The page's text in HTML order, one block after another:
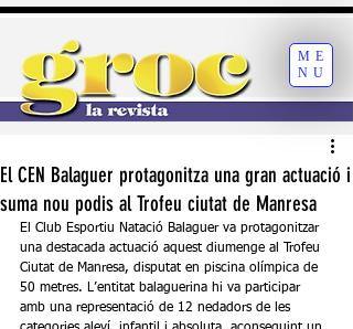
ME
NU
El CEN Balaguer protagonitza una gran actuació i
suma nou podis al Trofeu ciutat de Manresa
El Club Esportiu Natació Balaguer va protagonitzar
una destacada actuació aquest diumenge al Trofeu
Ciutat de Manresa, disputat en piscina olímpica de
50 metres. L’entitat balaguerina hi va participar
amb una representació de 12 nedadors de les